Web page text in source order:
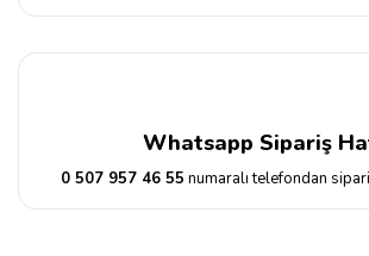
Whatsapp Sipariş
0 507 957 46 55 numaralı telefondan